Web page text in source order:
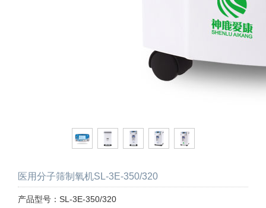
医用分子筛制氧机SL-3E-350/320
产品型号：SL-3E-350/320